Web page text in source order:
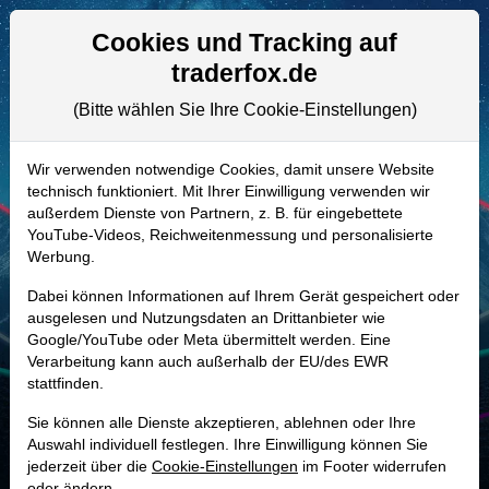
Aktien- und Artikelsuche
A40SL2 | SEPN–Septerna Aktie
Realtime-Aktienkurs:
-
-
Marktkapitalisierung 1,78 Mrd. USD
Unternehmenswert 1,46 Mrd. USD
MONKEY-TRADER INDIKATOR
Cookies und Tracking auf
traderfox.de
(Bitte wählen Sie Ihre Cookie-Einstellungen)
Wir verwenden notwendige Cookies, damit unsere Website
technisch funktioniert. Mit Ihrer Einwilligung verwenden wir
außerdem Dienste von Partnern, z. B. für eingebettete
YouTube-Videos, Reichweitenmessung und personalisierte
Werbung.
Dabei können Informationen auf Ihrem Gerät gespeichert oder
ausgelesen und Nutzungsdaten an Drittanbieter wie
Google/YouTube oder Meta übermittelt werden. Eine
Verarbeitung kann auch außerhalb der EU/des EWR
stattfinden.
Sie können alle Dienste akzeptieren, ablehnen oder Ihre
Auswahl individuell festlegen. Ihre Einwilligung können Sie
jederzeit über die Cookie-Einstellungen im Footer widerrufen